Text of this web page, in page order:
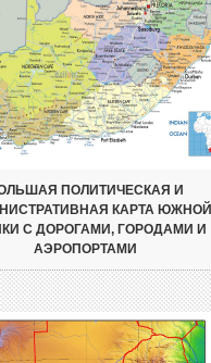
ПОЛИТИЧЕСКАЯ И
КАРТА ЮЖНОЙ
С ДОРОГАМИ, ГОРОДАМИ И
АЭРОПОРТАМИ